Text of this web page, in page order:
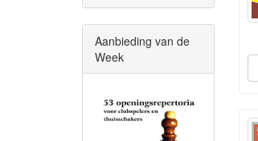
Aanbieding van de
Week